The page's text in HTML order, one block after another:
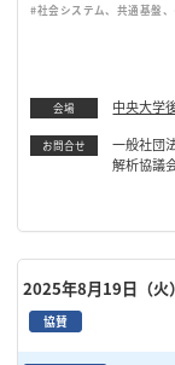
#社会システム、共通基盤
会場 中央大学
お問合せ
一般社団
解析協議
2025年8月19日（火）
協賛